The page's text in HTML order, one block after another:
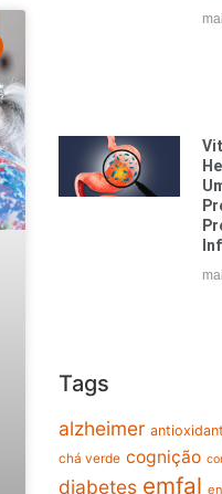
Tags
alzheimer
chá verde cognição
diabetes emfal